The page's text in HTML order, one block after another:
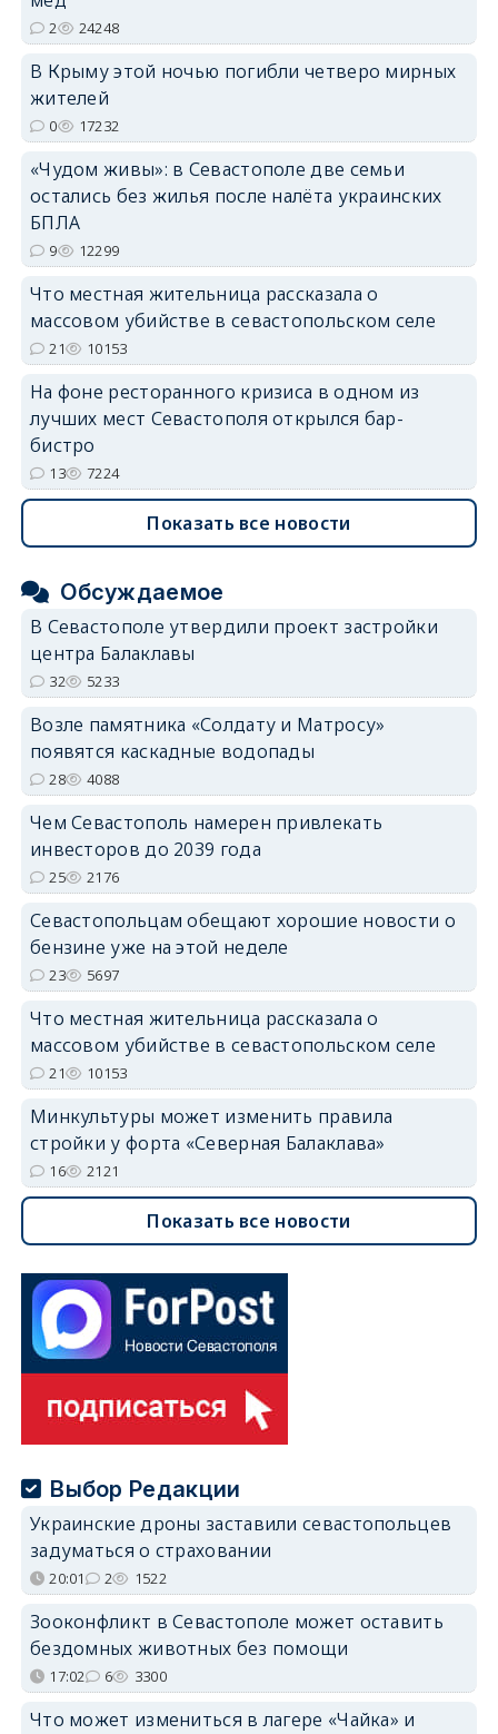
2 24248
В Крыму этой ночью погибли четверо мирных
жителей
0 17232
«Чудом живы»: в Севастополе две семьи
остались без жилья после налёта украинских
БПЛА
9 12299
Что местная жительница рассказала о
массовом убийстве в севастопольском селе
21 10153
На фоне ресторанного кризиса в одном из
лучших мест Севастополя открылся бар-
бистро
13 7224
Показать все новости
Обсуждаемое
В Севастополе утвердили проект застройки
центра Балаклавы
32 5233
Возле памятника «Солдату и Матросу»
появятся каскадные водопады
28 4088
Чем Севастополь намерен привлекать
инвесторов до 2039 года
25 2176
Севастопольцам обещают хорошие новости о
бензине уже на этой неделе
23 5697
Что местная жительница рассказала о
массовом убийстве в севастопольском селе
21 10153
Минкультуры может изменить правила
стройки у форта «Северная Балаклава»
16 2121
Показать все новости
Выбор Редакции
Украинские дроны заставили севастопольцев
задуматься о страховании
20:01 2 1522
Зооконфликт в Севастополе может оставить
бездомных животных без помощи
17:02 6 3300
Что может измениться в лагере «Чайка» и